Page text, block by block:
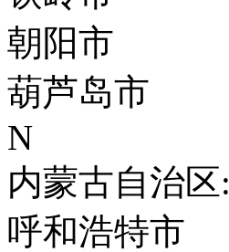
朝阳市
葫芦岛市
N
内蒙古自治区:
呼和浩特市